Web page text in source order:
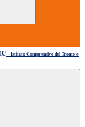
Istituto Comprensivo del Tronto e